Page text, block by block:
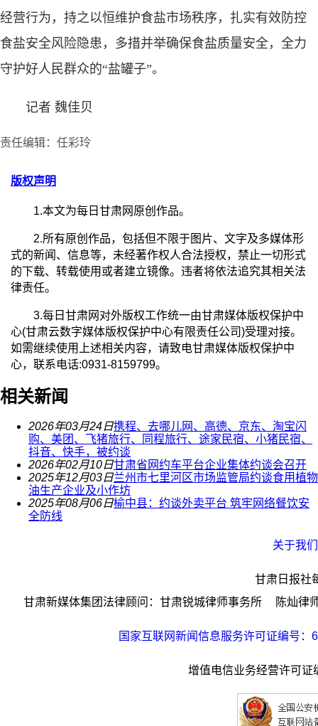
经营行为，持之以恒维护食盐市场秩序，扎实有效防控
食盐安全风险隐患，多措并举确保食盐质量安全，全力
守护好人民群众的“盐罐子”。
记者 魏佳贝
责任编辑：任彩玲
版权声明
1.本文为每日甘肃网原创作品。
2.所有原创作品，包括但不限于图片、文字及多媒体形
式的新闻、信息等，未经著作权人合法授权，禁止一切形式
的下载、转载使用或者建立镜像。违者将依法追究其相关法
律责任。
3.每日甘肃网对外版权工作统一由甘肃媒体版权保护中
心(甘肃云数字媒体版权保护中心有限责任公司)受理对接。
如需继续使用上述相关内容，请致电甘肃媒体版权保护中
心，联系电话:0931-8159799。
相关新闻
2026年03月24日携程、去哪儿网、高德、京东、淘宝闪
购、美团、飞猪旅行、同程旅行、途家民宿、小猪民宿、
抖音、快手，被约谈
2026年02月10日甘肃省网约车平台企业集体约谈会召开
2025年12月03日兰州市七里河区市场监管局约谈食用植物
油生产企业及小作坊
2025年08月06日榆中县：约谈外卖平台 筑牢网络餐饮安
全防线
关于我们
甘肃日报社
甘肃新媒体集团法律顾问：甘肃锐城律师事务所 陈灿
国家互联网新闻信息服务许可证编号
增值电信业务经营许可